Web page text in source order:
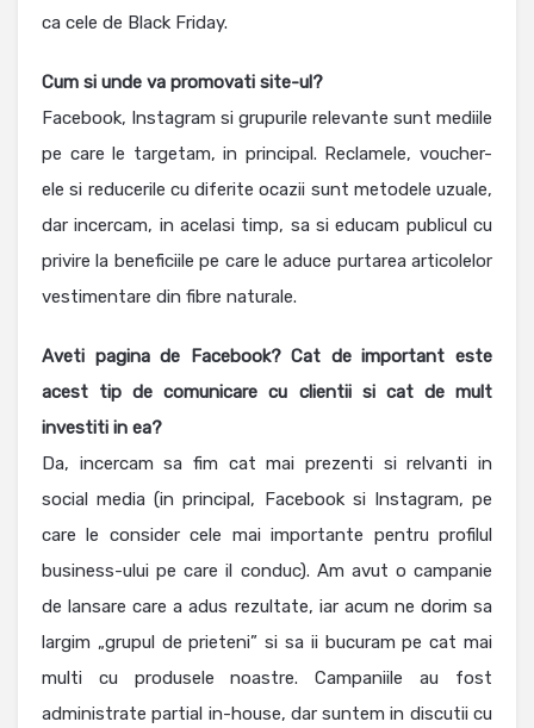
ca cele de Black Friday.
Cum si unde va promovati site-ul?
Facebook, Instagram si grupurile relevante sunt mediile
pe care le targetam, in principal. Reclamele, voucher-
ele si reducerile cu diferite ocazii sunt metodele uzuale,
dar incercam, in acelasi timp, sa si educam publicul cu
privire la beneficiile pe care le aduce purtarea articolelor
vestimentare din fibre naturale.
Aveti pagina de Facebook? Cat de important este
acest tip de comunicare cu clientii si cat de mult
investiti in ea?
Da, incercam sa fim cat mai prezenti si relvanti in
social media (in principal, Facebook si Instagram, pe
care le consider cele mai importante pentru profilul
business-ului pe care il conduc). Am avut o campanie
de lansare care a adus rezultate, iar acum ne dorim sa
largim „grupul de prieteni” si sa ii bucuram pe cat mai
multi cu produsele noastre. Campaniile au fost
administrate partial in-house, dar suntem in discutii cu